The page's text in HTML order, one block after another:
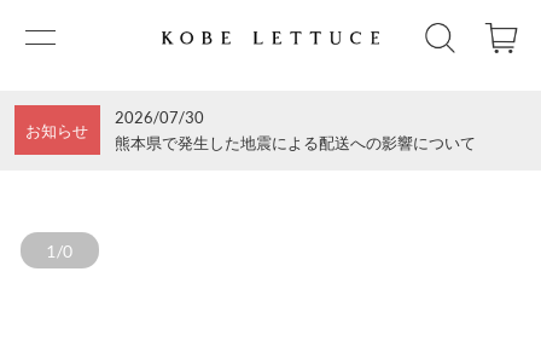
お知らせ
2026/07/30
熊本県で発生した地震による配送への影響について
1/0